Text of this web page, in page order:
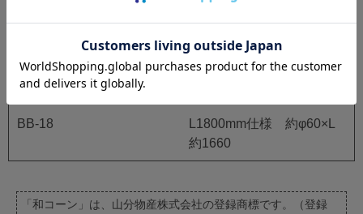
品番
サイズ
BB-13
L1300mm仕様 約φ60×L
BB-18
L1800mm仕様 約φ60×L
約1660
「和コーン」は、山分物産株式会社の登録商標です。（登録